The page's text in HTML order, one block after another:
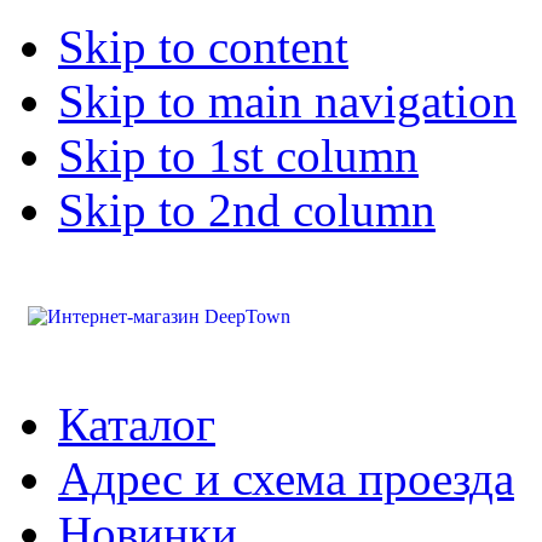
Skip to content
Skip to main navigation
Skip to 1st column
Skip to 2nd column
Каталог
Адрес и схема проезда